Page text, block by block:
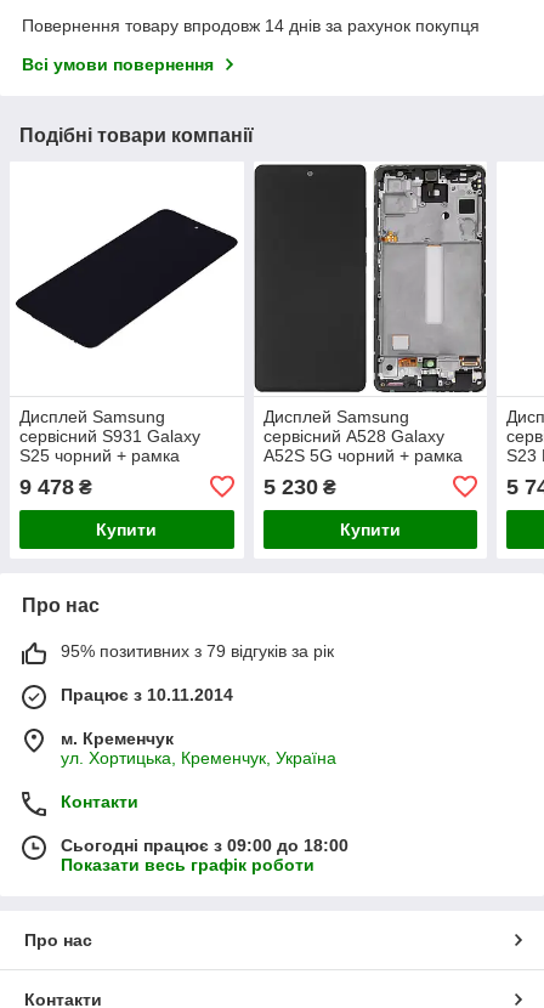
Повернення товару впродовж 14 днів за рахунок покупця
Всі умови повернення
Подібні товари компанії
Дисплей Samsung
сервісний S931 Galaxy
S25 чорний + рамка
9 478 ₴
Купити
Дисплей Samsung
сервісний A528 Galaxy
A52S 5G чорний + рамка
5 230₴
Купити
S23
5
Про нас
95% позитивних з 79 відгуків за рік
Працює з 10.11.2014
м. Кременчук
ул. Хортицька, Кременчук, Україна
Контакти
Сьогодні працює з 09:00 до 18:00
Показати весь графік роботи
Про нас
Контакти